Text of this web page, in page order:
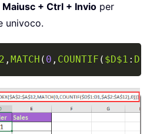
Maiusc + Ctrl + Invio per
univoco.
, MATCH ( 0 , COUNTIF ( $D$1 : D1
Copy